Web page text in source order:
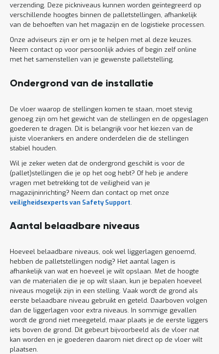
verzending. Deze pickniveaus kunnen worden geïntegreerd op
verschillende hoogtes binnen de palletstellingen, afhankelijk
van de behoeften van het magazijn en de logistieke processen.
Onze adviseurs zijn er om je te helpen met al deze keuzes.
Neem contact op voor persoonlijk advies of begin zelf online
met het samenstellen van je gewenste palletstelling.
Ondergrond van de installatie
De vloer waarop de stellingen komen te staan, moet stevig
genoeg zijn om het gewicht van de stellingen en de opgeslagen
goederen te dragen. Dit is belangrijk voor het kiezen van de
juiste vloerankers en andere onderdelen die de stellingen
stabiel houden.
Wil je zeker weten dat de ondergrond geschikt is voor de
(pallet)stellingen die je op het oog hebt? Of heb je andere
vragen met betrekking tot de veiligheid van je
magazijninrichting? Neem dan contact op met onze
veiligheidsexperts van Safety Support.
Aantal belaadbare niveaus
Hoeveel belaadbare niveaus, ook wel liggerlagen genoemd,
hebben de palletstellingen nodig? Het aantal lagen is
afhankelijk van wat en hoeveel je wilt opslaan. Met de hoogte
van de materialen die je op wilt slaan, kun je bepalen hoeveel
niveaus mogelijk zijn in een stelling. Vaak wordt de grond als
eerste belaadbare niveau gebruikt en geteld. Daarboven volgen
dan de liggerlagen voor extra niveaus. In sommige gevallen
wordt de grond niet meegeteld, maar plaats je de eerste liggers
iets boven de grond. Dit gebeurt bijvoorbeeld als de vloer nat
kan worden en je goederen daarom niet direct op de vloer wilt
plaatsen.